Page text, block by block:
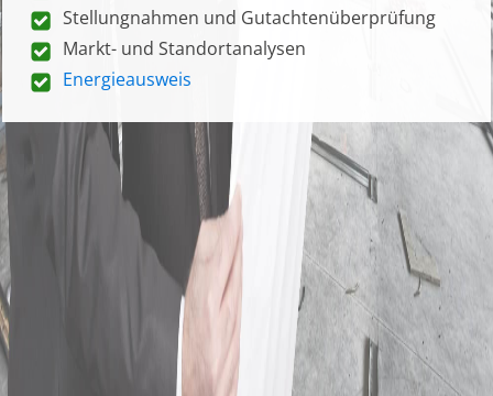
Stellungnahmen und Gutachtenüberprüfung
Markt- und Standortanalysen
Energieausweis